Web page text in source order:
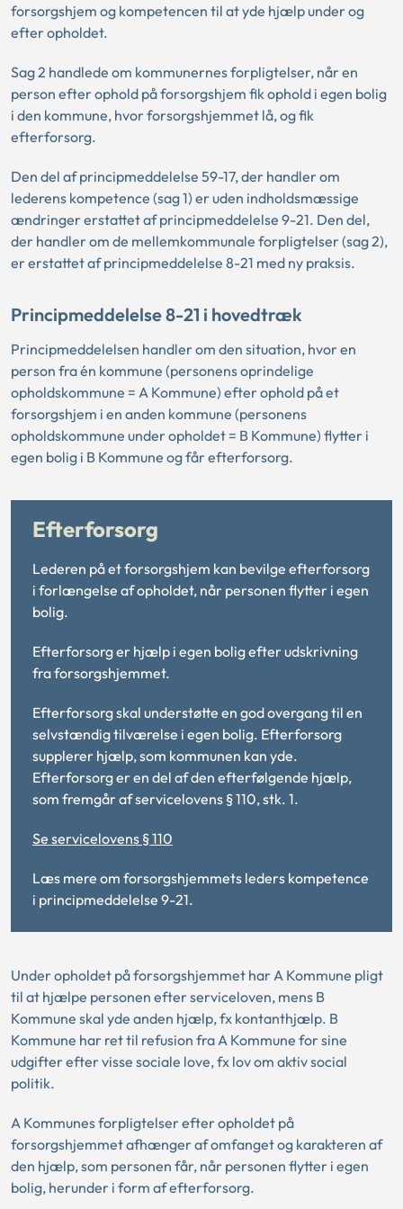
forsorgshjem og kompetencen til at yde hjælp under og
efter opholdet.
Sag 2 handlede om kommunernes forpligtelser, når en
person efter ophold på forsorgshjem fik ophold i egen bolig
i den kommune, hvor forsorgshjemmet lå, og fik
efterforsorg.
Den del af principmeddelelse 59-17, der handler om
lederens kompetence (sag 1) er uden indholdsmæssige
ændringer erstattet af principmeddelelse 9-21. Den del,
der handler om de mellemkommunale forpligtelser (sag 2),
er erstattet af principmeddelelse 8-21 med ny praksis.
Principmeddelelse 8-21 i hovedtræk
Principmeddelelsen handler om den situation, hvor en
person fra én kommune (personens oprindelige
opholdskommune = A Kommune) efter ophold på et
forsorgshjem i en anden kommune (personens
opholdskommune under opholdet = B Kommune) flytter i
egen bolig i B Kommune og får efterforsorg.
Efterforsorg
Lederen på et forsorgshjem kan bevilge efterforsorg
i forlængelse af opholdet, når personen flytter i egen
bolig.
Efterforsorg er hjælp i egen bolig efter udskrivning
fra forsorgshjemmet.
Efterforsorg skal understøtte en god overgang til en
selvstændig tilværelse i egen bolig. Efterforsorg
supplerer hjælp, som kommunen kan yde.
Efterforsorg er en del af den efterfølgende hjælp,
som fremgår af servicelovens § 110, stk. 1.
Se servicelovens § 110
Læs mere om forsorgshjemmets leders kompetence
i principmeddelelse 9-21.
Under opholdet på forsorgshjemmet har A Kommune pligt
til at hjælpe personen efter serviceloven, mens B
Kommune skal yde anden hjælp, fx kontanthjælp. B
Kommune har ret til refusion fra A Kommune for sine
udgifter efter visse sociale love, fx lov om aktiv social
politik.
A Kommunes forpligtelser efter opholdet på
forsorgshjemmet afhænger af omfanget og karakteren af
den hjælp, som personen får, når personen flytter i egen
bolig, herunder i form af efterforsorg.